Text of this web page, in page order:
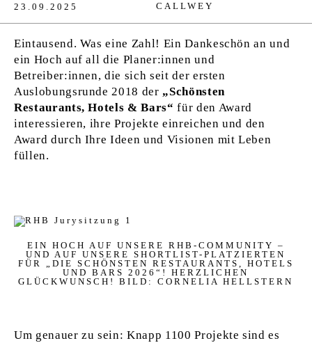
23.09.2025 CALLWEY
Eintausend. Was eine Zahl! Ein Dankeschön an und
ein Hoch auf all die Planer:innen und
Betreiber:innen, die sich seit der ersten
Auslobungsrunde 2018 der „Schönsten
Restaurants, Hotels & Bars“für den Award
interessieren, ihre Projekte einreichen und den
Award durch Ihre Ideen und Visionen mit Leben
füllen.
EIN HOCH AUF UNSERE RHB-COMMUNITY –
UND AUF UNSERE SHORTLIST-PLATZIERTEN
FÜR „DIE SCHÖNSTEN RESTAURANTS, HOTELS
UND BARS 2026“! HERZLICHEN
GLÜCKWUNSCH! BILD: CORNELIA HELLSTERN
Um genauer zu sein: Knapp 1100 Projekte sind es